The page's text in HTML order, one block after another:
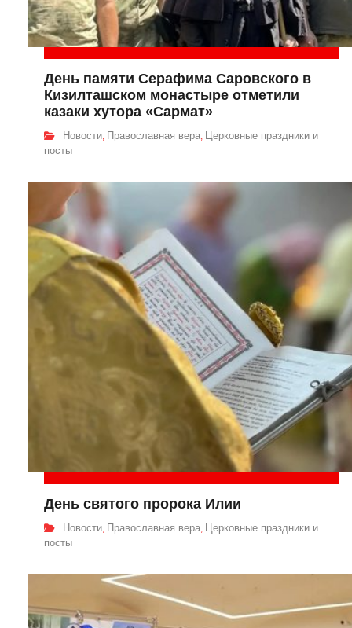
День памяти Серафима Саровского в
Кизилташском монастыре отметили
казаки хутора «Сармат»
Новости, Православная вера,
Церковные праздники и
посты
День святого пророка Илии
Новости Православная вера Церковные праздники и
посты